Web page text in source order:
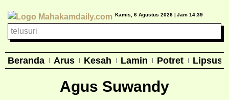
Kamis, 6 Agustus 2026 | Jam 14:39
Beranda Arus Kesah Lamin Potret Lipsus
Agus Suwandy